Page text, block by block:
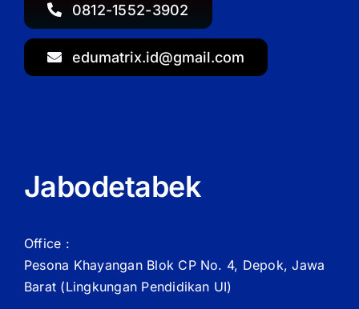
0812-1552-3902
edumatrix.id@gmail.com
Jabodetabek
Office :
Pesona Khayangan Blok CP No. 4, Depok, Jawa
Barat (Lingkungan Pendidikan UI)